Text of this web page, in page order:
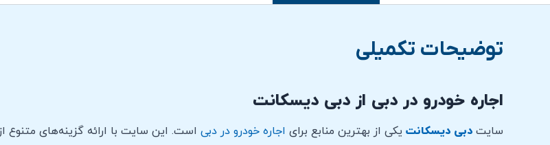
توضیحات تکمیلی
اجاره خودرو در دبی از دبی دیسکانت
سایت دبی دیسکانت یکی از بهترین منابع برای اجاره خودرو در دبی است. این سایت با ارائه گزینه‌های متنوع